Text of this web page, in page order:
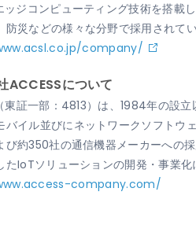
ッジコンピューティング技術を搭載
防災などの様々な分野で採用されてい
company/
ACCESSについて
東証一部：4813）は、1984年の設
バイル並びにネットワークソフトウ
び約350社の通信機器メーカーへの
たIoTソリューションの開発・事業
company.com/